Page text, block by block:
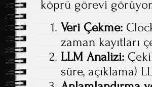
köprü görevi
Veri Çekme:
zaman kayıtları
LLM Analizi:
süre, açıklama)